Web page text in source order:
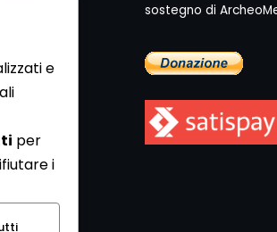
i
S.c.
sostegno di
e
per
i